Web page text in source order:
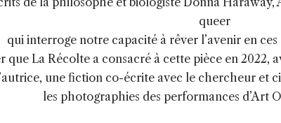
queer
qui interroge notre capacité à rêver l’avenir en
que La Récolte a consacré à cette pièce en 2022,
une fiction co-écrite avec le chercheur et
les photographies des performances d’Art